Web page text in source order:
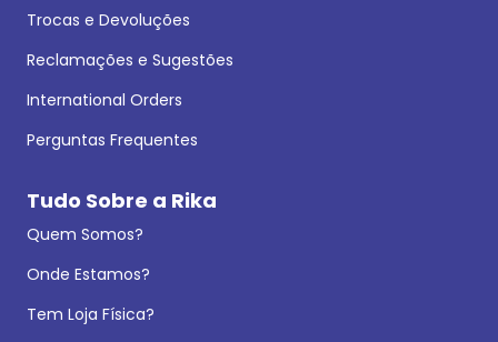
Trocas e Devoluções
Reclamações e Sugestões
International Orders
Perguntas Frequentes
Tudo Sobre a Rika
Quem Somos?
Onde Estamos?
Tem Loja Física?